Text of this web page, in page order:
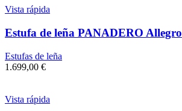
Vista rápida
Estufa de leña PANADERO Allegro
Estufas de leña
1.699,00 €
Vista rápida